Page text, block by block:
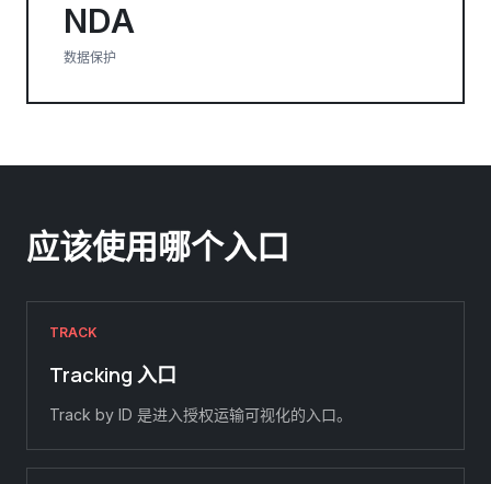
NDA
数据保护
应该使用哪个入口
TRACK
Tracking 入口
Track by ID 是进入授权运输可视化的入口。